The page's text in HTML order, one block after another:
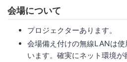
会場について
プロジェクターあります。
会場備え付けの無線LANは
います。確実にネット環境が